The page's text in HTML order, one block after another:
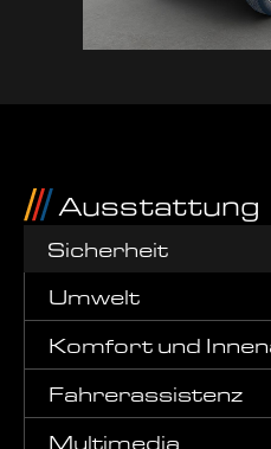
Ausstattung
Sicherheit
Umwelt
Komfort und
Fahrerassistenz
Multimedia